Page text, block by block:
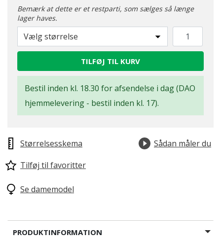
Bemærk at dette er et restparti, som sælges så længe
lager haves.
Vælg størrelse
TILFØJ TIL KURV
Bestil inden kl. 18.30 for afsendelse i dag (DAO
hjemmelevering - bestil inden kl. 17).
Størrelsesskema
Sådan måler du
Tilføj til favoritter
Se damemodel
PRODUKTINFORMATION